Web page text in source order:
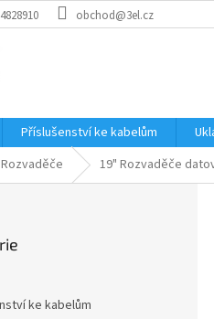
obchod@3el.cz
Příslušenství ke kabelům
Rozvaděče 19" Rozvaděče
ke kabelům